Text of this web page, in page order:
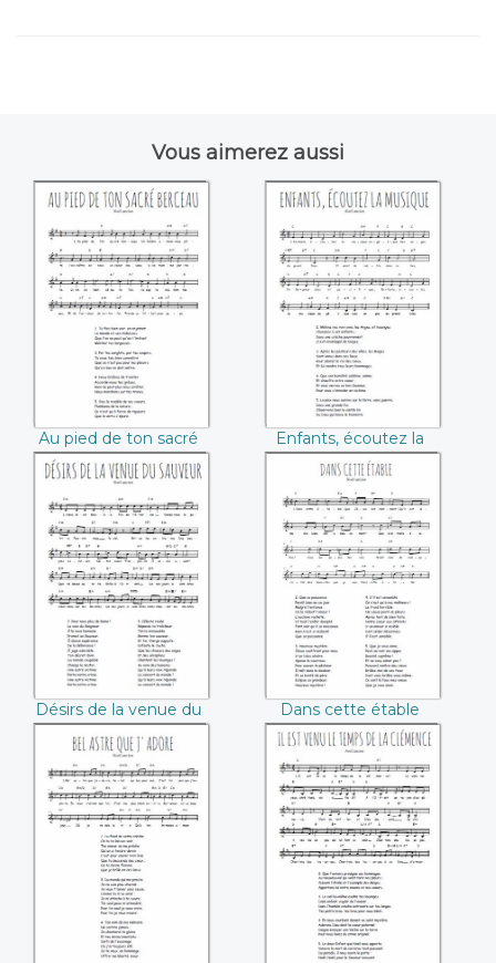
Vous aimerez aussi
Au pied de ton
sacré berceau
Au pied de ton sacré
berceau
Enfants, écoutez la
musique
Enfants, écoutez la
musique
Désirs de la venue
du Sauveur
Désirs de la venue du
Sauveur
Dans cette étable
Dans cette étable
Bel astre que
j'adore
Il est venu le
temps de la
clémence